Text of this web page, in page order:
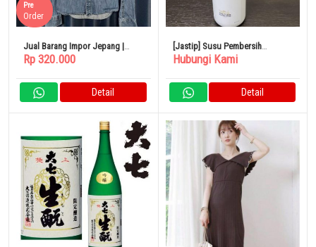
Jual Barang Impor Jepang |
Kemeja denim ZARA
Pre
Order
Rp 320.000
Detail
[Jastip] Susu Pembersih
Biologique Recherche O2 Buatan
Hubungi Kami
Detail